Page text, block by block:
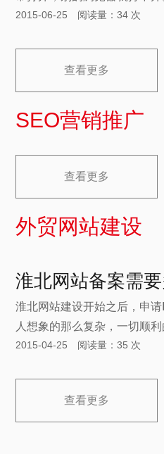
速度特别慢。这样的情况会严
2015-06-25 阅读量：34 次
查看更多
SEO营销推广
查看更多
外贸网站建设
淮北网站建设开始之后，申
人想象的那么复杂，一切顺
一般在网站建设的初期就进
2015-04-25 阅读量：35 次
查看更多